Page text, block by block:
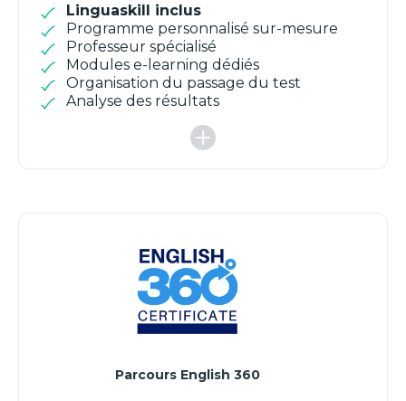
Linguaskill inclus
Programme personnalisé sur-mesure
Professeur spécialisé
Modules e-learning dédiés
Organisation du passage du test
Analyse des résultats
Parcours English 360